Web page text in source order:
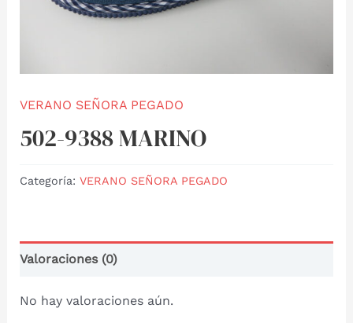
VERANO SEÑORA PEGADO
502-9388 MARINO
Categoría: VERANO SEÑORA PEGADO
Valoraciones (0)
No hay valoraciones aún.